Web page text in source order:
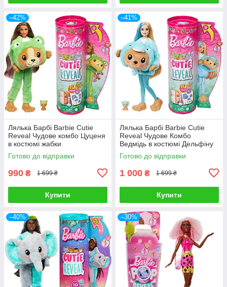
–42%
Лялька Барбі Barbie Cutie
Reveal Чудове комбо Цуценя
в костюмі жабки
Готово до відправки
990 ₴ 1 699 ₴
Купити
–41%
Лялька Барбі Barbie Cutie
Reveal Чудове Комбо
Ведмідь в костюмі Дельфіну
Готово до відправки
1 000 ₴ 1 699 ₴
Купити
–40% –30%